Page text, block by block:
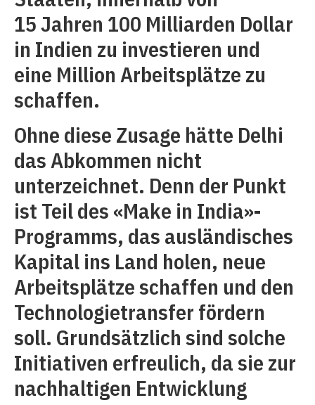
15 Jahren 100 Milliarden Dollar
in Indien zu investieren und
eine Million Arbeitsplätze zu
schaffen.
Ohne diese Zusage hätte Delhi
das Abkommen nicht
unterzeichnet. Denn der Punkt
ist Teil des «Make in India»-
Programms, das ausländisches
Kapital ins Land holen, neue
Arbeitsplätze schaffen und den
Technologietransfer fördern
soll. Grundsätzlich sind solche
Initiativen erfreulich, da sie zur
nachhaltigen Entwicklung